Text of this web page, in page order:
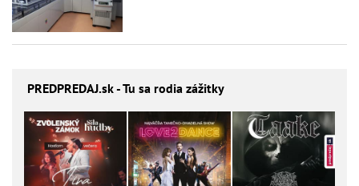
PREDPREDAJ.sk - Tu sa rodia zážitky